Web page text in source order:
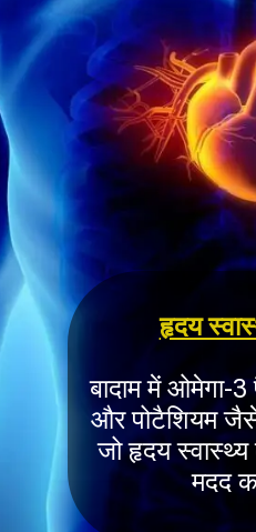
हृदय
बादाम में ओमेगा-
और पोटैशियम
जो हृदय
मदद